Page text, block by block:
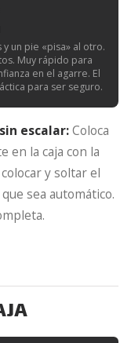
un pie «pisa» al otro.
Muy rápido para
en el agarre. El
para ser seguro.
escalar:Coloca
en la caja con la
y soltar el
sea automático.